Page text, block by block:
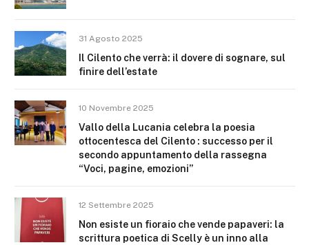
31 Agosto 2025
Il Cilento che verrà: il dovere di sognare, sul
finire dell’estate
10 Novembre 2025
Vallo della Lucania celebra la poesia
ottocentesca del Cilento : successo per il
secondo appuntamento della rassegna
“Voci, pagine, emozioni”
12 Settembre 2025
Non esiste un fioraio che vende papaveri: la
scrittura poetica di Scelly è un inno alla